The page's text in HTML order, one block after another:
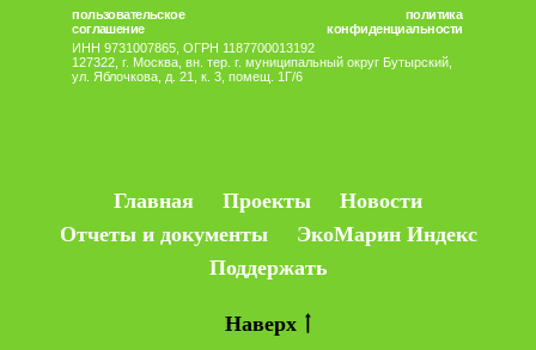
Главная Проекты
Новости
Отчеты и документы
ЭкоМарин Индекс
Поддержать
Наверх